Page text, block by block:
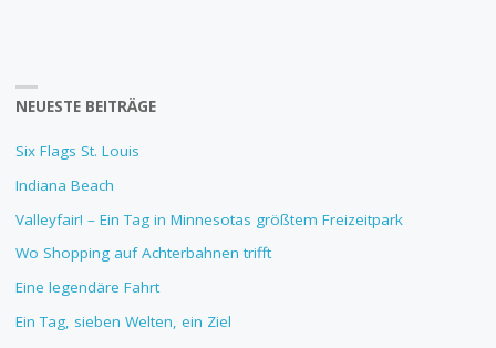
NEUESTE BEITRÄGE
Six Flags St. Louis
Indiana Beach
Valleyfair! – Ein Tag in Minnesotas größtem Freizeitpark
Wo Shopping auf Achterbahnen trifft
Eine legendäre Fahrt
Ein Tag, sieben Welten, ein Ziel